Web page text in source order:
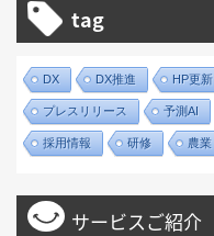
tag
DX DX推進 HP更新
プレスリリース 予測AI
採用情報 研修 農業
サービスご紹介